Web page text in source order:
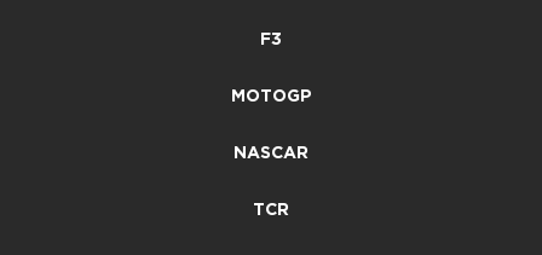
F3
MOTOGP
NASCAR
TCR